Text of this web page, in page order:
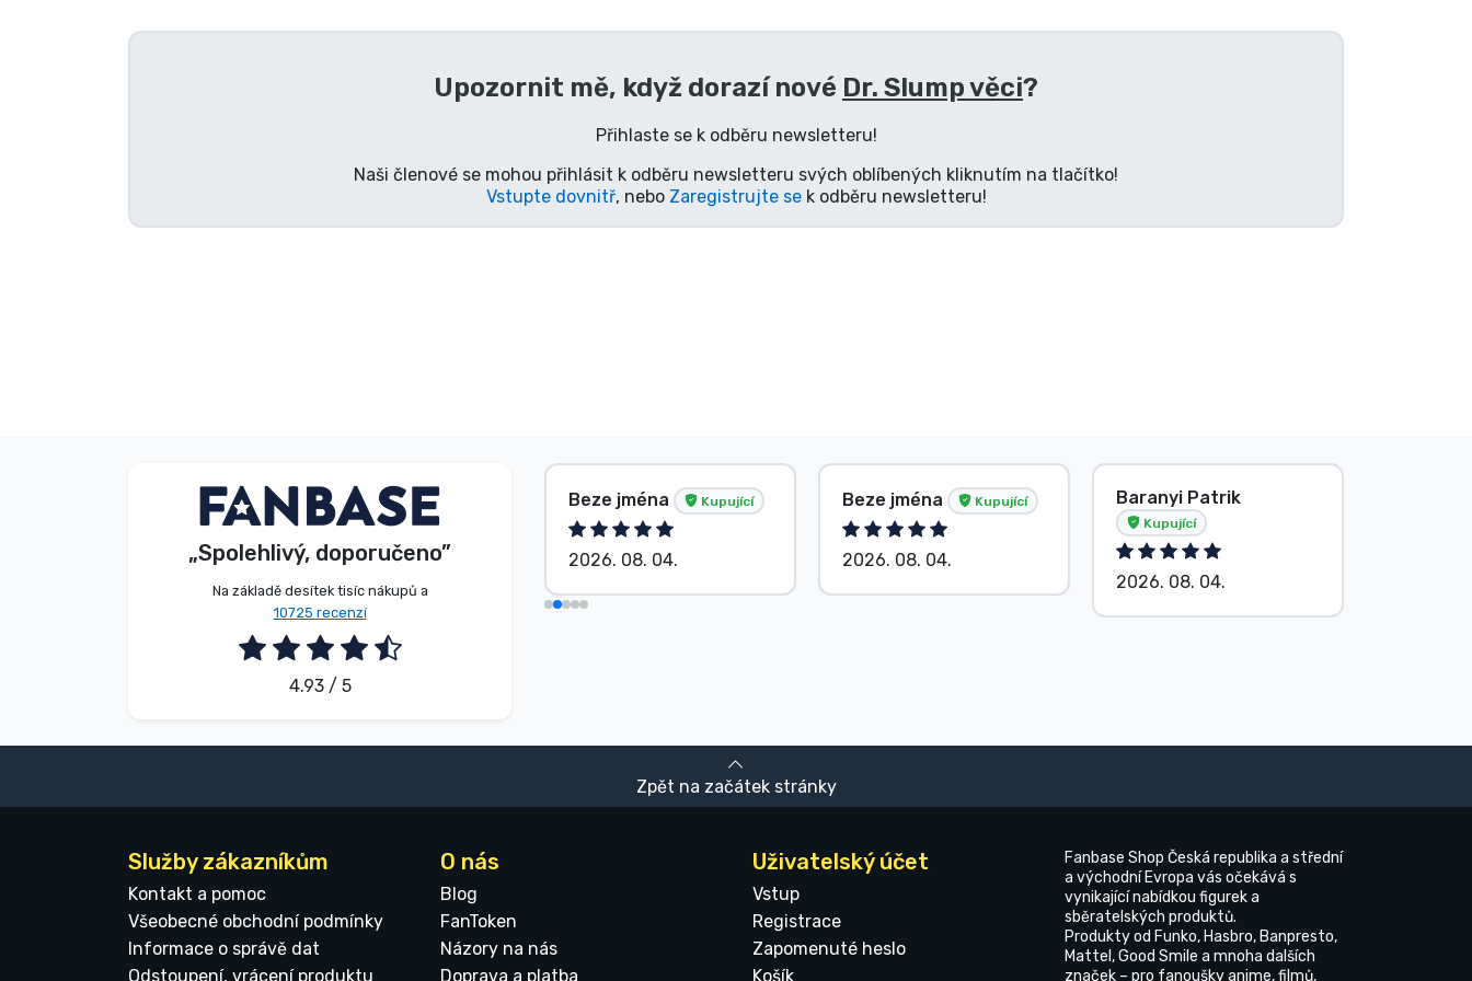
Upozornit mě, když dorazí nové Dr. Slump věci?
Přihlaste se k odběru newsletteru!
Naši členové se mohou přihlásit k odběru newsletteru svých oblíbených kliknutím na tlačítko!
Vstupte dovnitř, nebo Zaregistrujte sek odběru newsletteru!
„Spolehlivý, doporučeno”
Na základě desítek tisíc nákupů a
10725 recenzí
4.93 / 5
Beze jména Kupující
2026. 08. 05.
Beze jména Kupující
2026. 08. 04.
Beze jména Kupující
2026. 08. 04.
Baranyi Patrik
Kupující
2026. 08. 04.
Zpět na začátek stránky
Služby zákazníkům
Kontakt a pomoc
Všeobecné obchodní podmínky
Informace o správě dat
Odstoupení, vrácení produktu
O nás
Blog
FanToken
Názory na nás
Doprava a platba
Uživatelský účet
Vstup
Registrace
Zapomenuté heslo
Košík
Fanbase Shop Česká republika a střední
a východní Evropa vás očekává s
vynikající nabídkou figurek a
sběratelských produktů.
Produkty od Funko, Hasbro, Banpresto,
Mattel, Good Smile a mnoha dalších
značek – pro fanoušky anime, filmů,
Seriálové věci
Anime věci